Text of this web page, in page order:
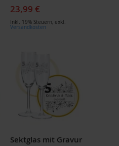
23,99 €
Inkl. 19% Steuern, exkl.
Versandkosten
Sektglas mit Gravur